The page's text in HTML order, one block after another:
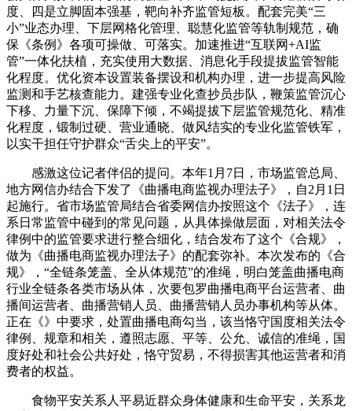
度、四是立脚固本强基，靶向补齐监管短板。配套完美“三
小”业态办理、下层网格化管理、聪慧化监管等轨制规范，确
保《条例》各项可操做、可落实。加速推进“互联网+AI监
管”一体化扶植，充实使用大数据、消息化手段提拔监管智能
化程度。优化资本设置装备摆设和机构办理，进一步提高风险
监测和手艺核查能力。建强专业化查抄员步队，鞭策监管沉心
下移、力量下沉、保障下倾，不竭提拔下层监管规范化、精准
化程度，锻制过硬、营业通晓、做风结实的专业化监管铁军，
以实干担任守护群众“舌尖上的平安”。
感激这位记者伴侣的提问。本年1月7日，市场监管总局、
地方网信办结合下发了《曲播电商监视办理法子》，自2月1日
起施行。省市场监管局结合省委网信办按照这个《法子》，连
系日常监管中碰到的常见问题，从具体操做层面，对相关法令
律例中的监管要求进行整合细化，结合发布了这个《合规》，
做为《曲播电商监视办理法子》的配套弥补。本次发布的《合
规》，“全链条笼盖、全从体规范”的准绳，明白笼盖曲播电商
行业全链条各类市场从体，次要包罗曲播电商平台运营者、曲
播间运营者、曲播营销人员、曲播营销人员办事机构等从体。
正在《》中要求，处置曲播电商勾当，该当恪守国度相关法令
律例、规章和相关，遵照志愿、平等、公允、诚信的准绳，国
度好处和社会公共好处，恪守贸易，不得损害其他运营者和消
费者的权益。
食物平安关系人平易近群众身体健康和生命平安，关系龙